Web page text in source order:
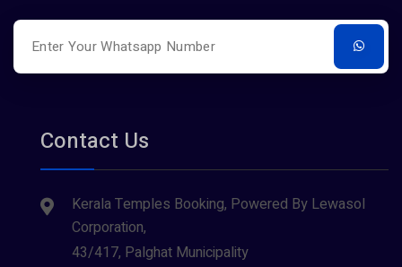
Contact Us
Kerala Temples Booking, Powered By Lewasol
Corporation,
43/417, Palghat Municipality